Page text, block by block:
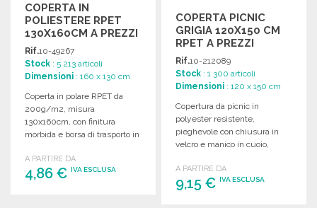
COPERTA IN
POLIESTERE RPET
130X160CM A PREZZI
ALL'INGROSSO
Rif.10-49267
Stock : 5 213 articoli
Dimensioni : 160 x 130 cm
Coperta in polare RPET da
200g/m2, misura
130x160cm, con finitura
morbida e borsa di trasporto in
A PARTIRE DA
4,86 € IVA ESCLUSA
COPERTA PICNIC
GRIGIA 120X150 CM
RPET A PREZZI
ALL'INGROSSO
Rif.10-212089
Stock : 1 300 articoli
Dimensioni : 120 x 150 cm
Copertura da picnic in
polyester resistente,
pieghevole con chiusura in
velcro e manico in cuoio,
A PARTIRE DA
9,15 €IVA ESCLUSA